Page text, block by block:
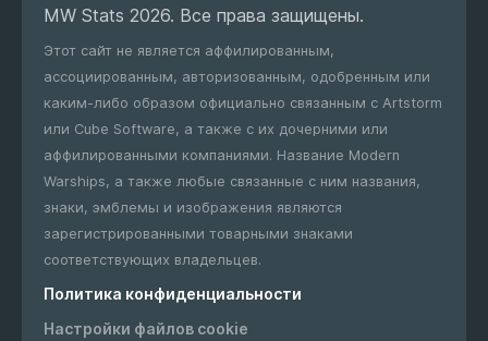
MW Stats 2026. Все права защищены.
Этот сайт не является аффилированным,
ассоциированным, авторизованным, одобренным или
каким-либо образом официально связанным с Artstorm
или Cube Software, а также с их дочерними или
аффилированными компаниями. Название Modern
Warships, а также любые связанные с ним названия,
знаки, эмблемы и изображения являются
зарегистрированными товарными знаками
соответствующих владельцев.
Политика конфиденциальности
Настройки файлов cookie